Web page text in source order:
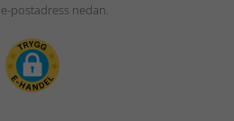
postadress nedan.